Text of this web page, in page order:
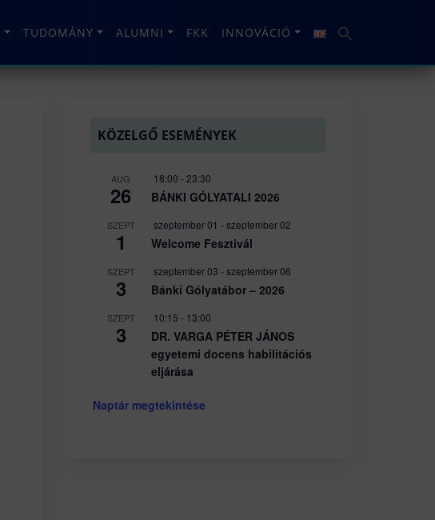
TUDOMÁNY ALUMNI FKK INNOVÁCIÓ
KÖZELGŐ ESEMÉNYEK
AUG
26
18:00 - 23:30
BÁNKI GÓLYATALI 2026
SZEPT
1
szeptember 01 -szeptember 02
Welcome Fesztivál
SZEPT
3
szeptember 03 -szeptember 06
Bánki Gólyatábor – 2026
SZEPT
3
10:15 - 13:00
DR. VARGA PÉTER JÁNOS
egyetemi docens habilitációs
eljárása
Naptár megtekintése